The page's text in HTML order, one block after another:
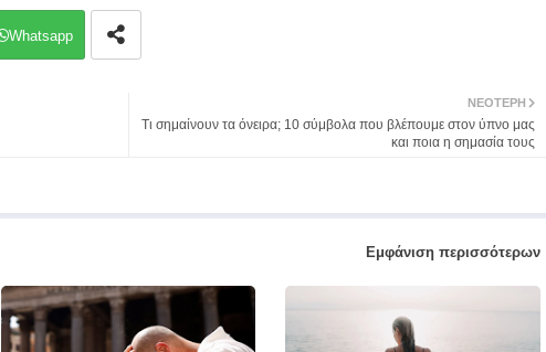
Whatsapp
ΝΕΌΤΕΡΗ
Τι σημαίνουν τα όνειρα; 10 σύμβολα που βλέπουμε στον ύπνο μας
και ποια η σημασία τους
Εμφάνιση περισσότερων